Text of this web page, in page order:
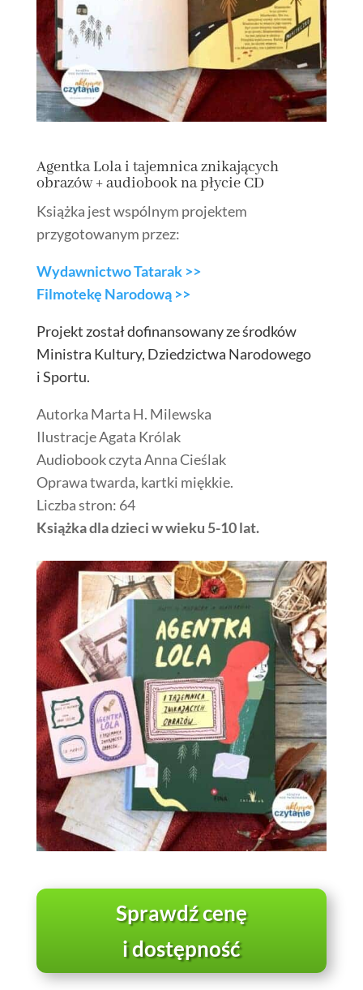
Agentka Lola i tajemnica znikających
obrazów + audiobook na płycie CD
Książka jest wspólnym projektem
przygotowanym przez:
Wydawnictwo Tatarak >>
Filmotekę Narodową >>
Projekt został dofinansowany ze środków
Ministra Kultury, Dziedzictwa Narodowego
i Sportu.
Autorka Marta H. Milewska
Ilustracje Agata Królak
Audiobook czyta Anna Cieślak
Oprawa twarda, kartki miękkie.
Liczba stron: 64
Książka dla dzieci w wieku 5-10 lat.
Sprawdź cenę
i dostępność